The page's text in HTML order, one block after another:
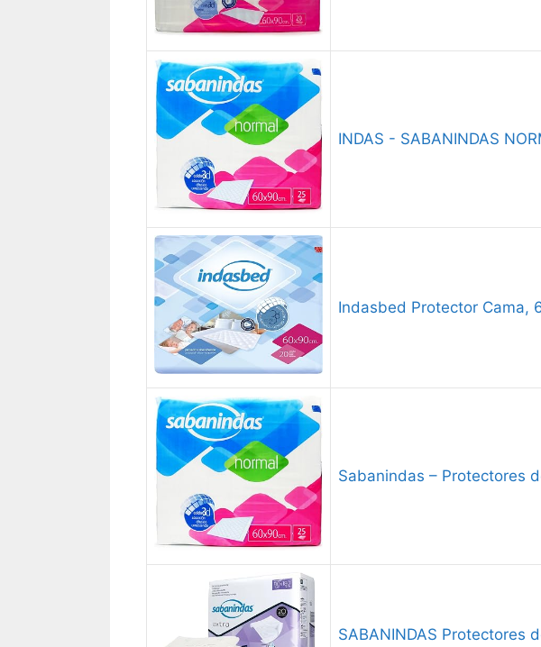
INDAS - SABANINDAS
Indasbed Protector Cama,
Sabanindas – Protectores
SABANINDAS Protectores